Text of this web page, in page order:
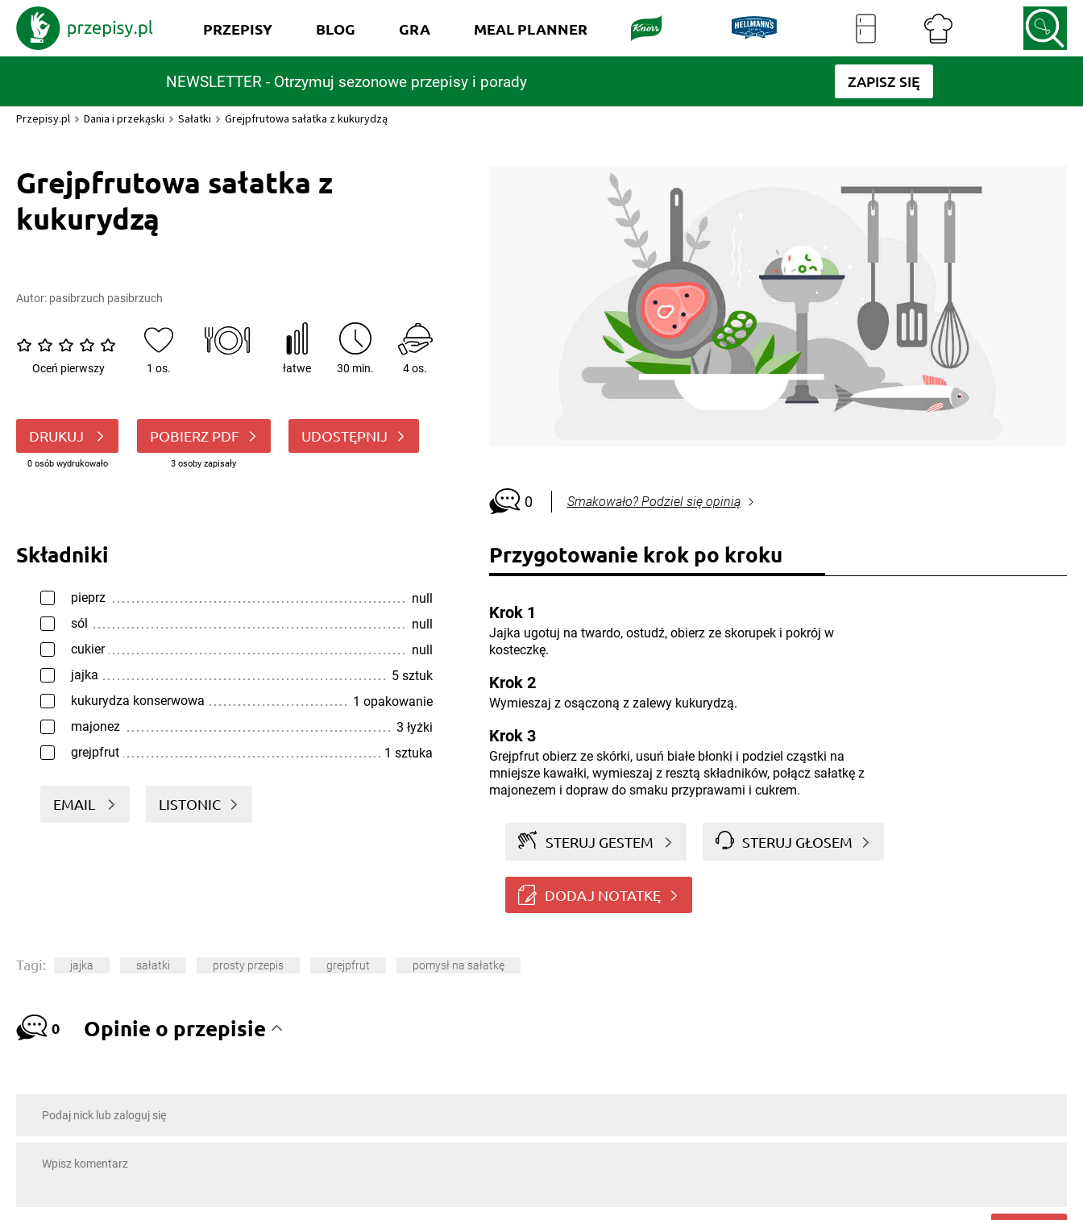
NEWSLETTER - Otrzymuj sezonowe przepisy i porady ZAPISZ SIĘ
PRZEPISY BLOG GRA MEAL PLANNER
Przepisy.pl Dania i przekąski Sałatki Grejpfrutowa sałatka z kukurydzą
Grejpfrutowa sałatka z
kukurydzą
Autor: pasibrzuch pasibrzuch
Oceń pierwszy 1 os. łatwe 30 min. 4 os.
DRUKUJ
0 osób wydrukowało
POBIERZ PDF
3 osoby zapisały
UDOSTĘPNIJ
0 Smakowało? Podziel się opinią
Składniki
pieprz
null
sól
null
cukier
null
jajka
5 sztuk
kukurydza konserwowa
1 opakowanie
majonez
3 łyżki
grejpfrut
1 sztuka
EMAIL LISTONIC
Przygotowanie krok po kroku
Krok 1
Jajka ugotuj na twardo, ostudź, obierz ze skorupek i pokrój w
kosteczkę.
Krok 2
Wymieszaj z osączoną z zalewy kukurydzą.
Krok 3
Grejpfrut obierz ze skórki, usuń białe błonki i podziel cząstki na
mniejsze kawałki, wymieszaj z resztą składników, połącz sałatkę z
majonezem i dopraw do smaku przyprawami i cukrem.
STERUJ GESTEM STERUJ GŁOSEM
DODAJ NOTATKĘ
Tagi: jajka sałatki prosty przepis grejpfrut pomysł na sałatkę
0 Opinie o przepisie